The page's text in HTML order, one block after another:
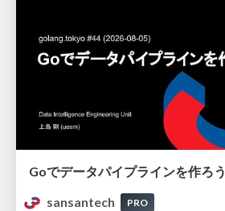
Goでデータパイプラインを作ろう
sansantech
PRO